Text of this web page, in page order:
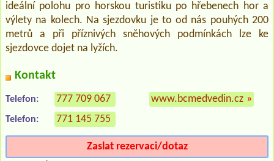
ideální polohu pro horskou turistiku po hřebenech hor a
výlety na kolech. Na sjezdovku je to od nás pouhých 200
metrů a při příznivých sněhových podmínkách lze ke
sjezdovce dojet na lyžích.
Kontakt
Telefon: 777 709 067
Telefon: 771 145 755
www.bcmedvedin.cz »
Zaslat rezervaci/dotaz